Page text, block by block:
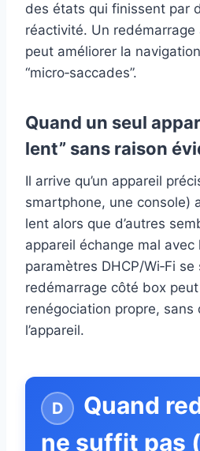
des états qui finissent par
réactivité. Un
peut améliorer la
“micro‑saccades”.
Quand un seul
lent” sans raison
Il arrive qu’un appareil
smartphone, une console)
lent alors que d’autres
appareil échange mal avec
paramètres DHCP/Wi‑Fi
redémarrage côté box
renégociation propre, sans
l’appareil.
Quand
ne suffit pas